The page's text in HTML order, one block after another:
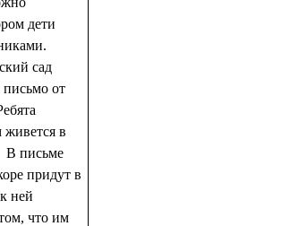
дети
сад
от
живется в
В письме
придут в
ней
что им